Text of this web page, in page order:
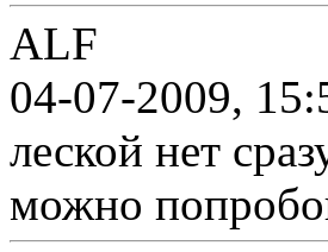
ALF
04-07-2009,
леской нет
можно